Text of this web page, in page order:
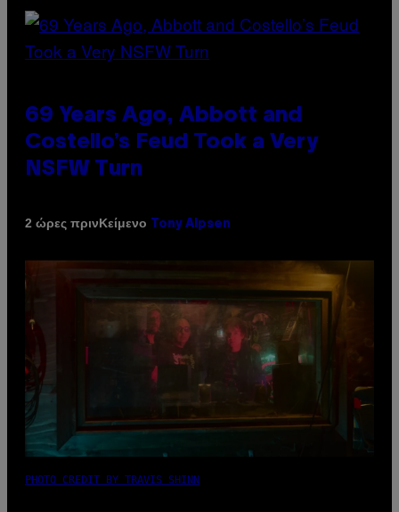
69 Years Ago, Abbott and
Costello’s Feud Took a Very
NSFW Turn
2 ώρες πρινΚείμενο Tony Alpsen
PHOTO CREDIT BY TRAVIS SHINN